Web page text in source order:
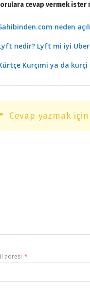
cevap vermek ister
neden
nedir? Lyft mi iyi
Kurçımi ya da
Cevap yazmak
adresi *